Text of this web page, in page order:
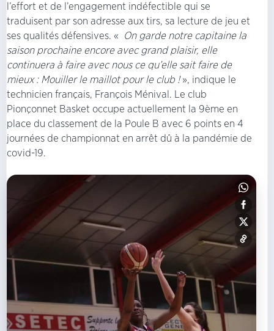
l’effort et de l’engagement indéfectible qui se
traduisent par son adresse aux tirs, sa lecture de jeu et
ses qualités défensives. «
On garde notre capitaine la
saison prochaine encore avec grand plaisir, elle
continuera à faire avec nous ce qu’elle sait faire de
mieux : Mouiller le maillot pour le club !», indique le
technicien français, François Ménival. Le club
Pionçonnet Basket occupe actuellement la 9ème en
place du classement de la Poule B avec 6 points en 4
journées de championnat en arrêt dû à la pandémie de
covid-19.